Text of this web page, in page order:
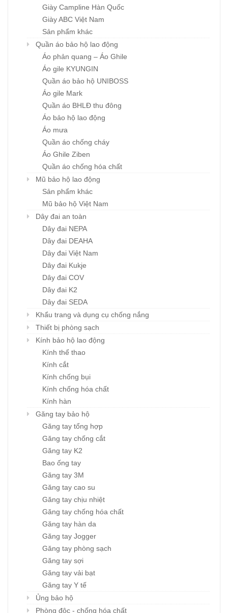
Giày Campline Hàn Quốc
Giày ABC Việt Nam
Sản phẩm khác
Quần áo bảo hộ lao động
Áo phản quang – Áo Ghile
Áo gile KYUNGIN
Quần áo bảo hộ UNIBOSS
Áo gile Mark
Quần áo BHLĐ thu đông
Áo bảo hộ lao động
Áo mưa
Quần áo chống cháy
Áo Ghile Ziben
Quần áo chống hóa chất
Mũ bảo hộ lao động
Sản phẩm khác
Mũ bảo hộ Việt Nam
Dây đai an toàn
Dây đai NEPA
Dây đai DEAHA
Dây đai Việt Nam
Dây đai Kukje
Dây đai COV
Dây đai K2
Dây đai SEDA
Khẩu trang và dụng cụ chống nắng
Thiết bị phòng sạch
Kính bảo hộ lao động
Kính thể thao
Kính cắt
Kính chống bụi
Kính chống hóa chất
Kính hàn
Găng tay bảo hộ
Găng tay tổng hợp
Găng tay chống cắt
Găng tay K2
Bao ống tay
Găng tay 3M
Găng tay cao su
Găng tay chịu nhiệt
Găng tay chống hóa chất
Găng tay hàn da
Găng tay Jogger
Găng tay phòng sạch
Găng tay sợi
Găng tay vải bạt
Găng tay Y tế
Ủng bảo hộ
Phòng độc - chống hóa chất